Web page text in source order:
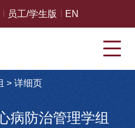
员工/学生版 EN
> 详细页
病防治管理学组